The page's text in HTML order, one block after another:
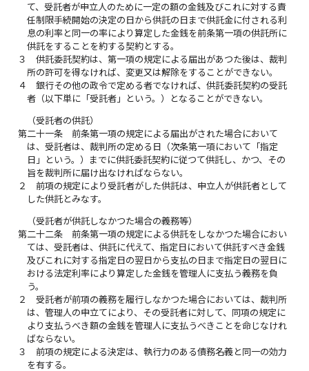
て、受託者が申立人のために一定の額の金銭及びこれに対する責
任制限手続開始の決定の日から供託の日まで供託金に付される利
息の利率と同一の率により算定した金銭を前条第一項の供託所に
供託をすることを約する契約とする。
３
供託委託契約は、第一項の規定による届出があつた後は、裁判
所の許可を得なければ、変更又は解除をすることができない。
４
銀行その他の政令で定める者でなければ、供託委託契約の受託
者（以下単に「受託者」という。）となることができない。
（受託者の供託）
第二十一条
前条第一項の規定による届出がされた場合において
は、受託者は、裁判所の定める日（次条第一項において「指定
日」という。）までに供託委託契約に従つて供託し、かつ、その
旨を裁判所に届け出なければならない。
２
前項の規定により受託者がした供託は、申立人が供託者として
した供託とみなす。
（受託者が供託しなかつた場合の義務等）
第二十二条
前条第一項の規定による供託をしなかつた場合におい
ては、受託者は、供託に代えて、指定日において供託すべき金銭
及びこれに対する指定日の翌日から支払の日まで指定日の翌日に
おける法定利率により算定した金銭を管理人に支払う義務を負
う。
２
受託者が前項の義務を履行しなかつた場合においては、裁判所
は、管理人の申立てにより、その受託者に対して、同項の規定に
より支払うべき額の金銭を管理人に支払うべきことを命じなけれ
ばならない。
３
前項の規定による決定は、執行力のある債務名義と同一の効力
を有する。